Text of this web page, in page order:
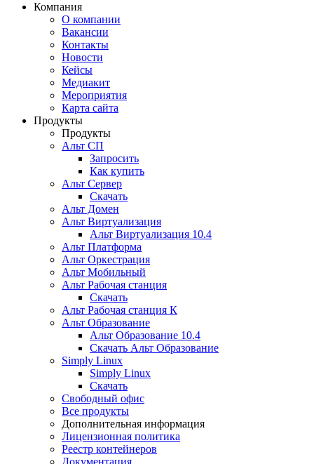
Компания
О компании
Вакансии
Контакты
Новости
Кейсы
Медиакит
Мероприятия
Карта сайта
Продукты
Продукты
Альт СП
Запросить
Как купить
Альт Сервер
Скачать
Альт Домен
Альт Виртуализация
Альт Виртуализация 10.4
Альт Платформа
Альт Оркестрация
Альт Мобильный
Альт Рабочая станция
Скачать
Альт Рабочая станция К
Альт Образование
Альт Образование 10.4
Скачать Альт Образование
Simply Linux
Simply Linux
Скачать
Свободный офис
Все продукты
Дополнительная информация
Лицензионная политика
Реестр контейнеров